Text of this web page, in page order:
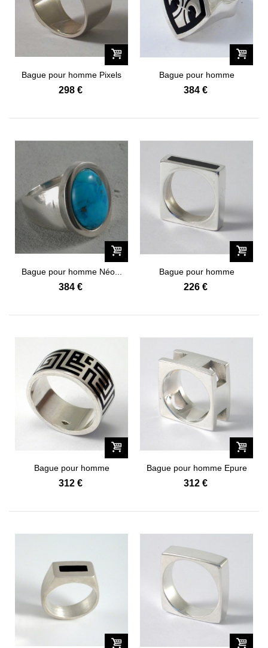
Bague pour homme Pixels
"125-2"
298 €
Bague pour homme
Templiers "131-2"
384 €
Bague pour homme Néo...
384 €
Bague pour homme
Contemporaine...
226 €
Bague pour homme
Graphique "110-3"
312 €
Bague pour homme Epure
"046"
312 €